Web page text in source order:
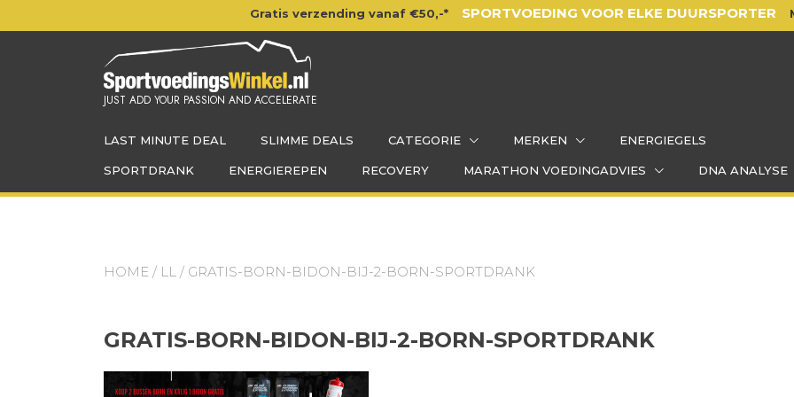
naar
Gratis verzending vanaf €50,-* SPORTVOEDING VOOR ELKE DUURSPORTER
JUST ADD YOUR PASSION AND ACCELERATE
LAST MINUTE DEAL SLIMME DEALS CATEGORIE MERKEN ENERGIEGELS
SPORTDRANK ENERGIEREPEN RECOVERY MARATHON VOEDINGADVIES DNA ANALYSE
HOME / LL / GRATIS-BORN-BIDON-BIJ-2-BORN-SPORTDRANK
GRATIS-BORN-BIDON-BIJ-2-BORN-SPORTDRANK